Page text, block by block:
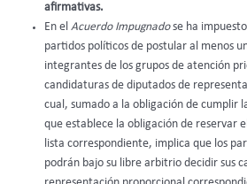
afirmativas.
En el Acuerdo Impugnadose ha
partidos políticos de postular al menos
integrantes de los grupos de atención
candidaturas de diputados de
cual, sumado a la obligación de cumplir
que establece la obligación de reservar
lista correspondiente, implica que los
podrán bajo su libre arbitrio decidir sus